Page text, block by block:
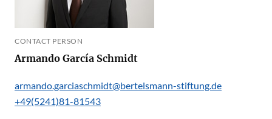
CONTACT PERSON
Armando García Schmidt
armando.garciaschmidt@bertelsmann-stiftung.de
+49(5241)81-81543